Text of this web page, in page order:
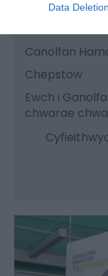
Data Deletion
Canolfan
Chepstow
Ewch i
chwarae